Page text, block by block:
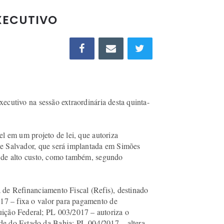
na sessão extraordinária desta quinta-
em um projeto de lei, que autoriza
que será implantada em Simões
alto custo, como também, segundo
Refinanciamento Fiscal (Refis), destinado
– fixa o valor para pagamento de
Federal; PL 003/2017 – autoriza o